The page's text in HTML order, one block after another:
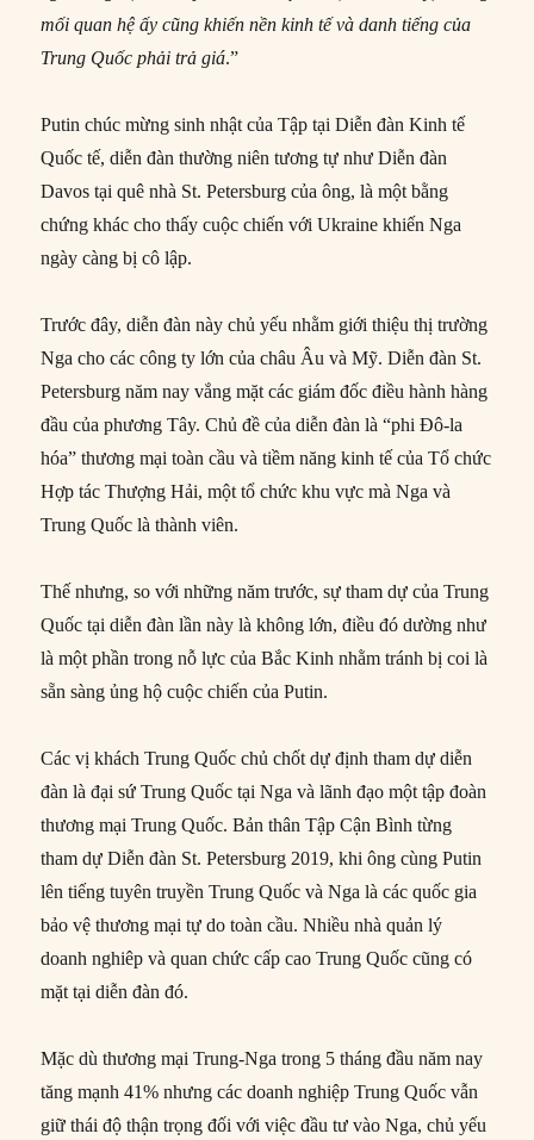
mối quan hệ ấy cũng khiến nền kinh tế và danh tiếng của
Trung Quốc phải trả giá.”
Putin chúc mừng sinh nhật của Tập tại Diễn đàn Kinh tế
Quốc tế, diễn đàn thường niên tương tự như Diễn đàn
Davos tại quê nhà St. Petersburg của ông, là một bằng
chứng khác cho thấy cuộc chiến với Ukraine khiến Nga
ngày càng bị cô lập.
Trước đây, diễn đàn này chủ yếu nhằm giới thiệu thị trường
Nga cho các công ty lớn của châu Âu và Mỹ. Diễn đàn St.
Petersburg năm nay vắng mặt các giám đốc điều hành hàng
đầu của phương Tây. Chủ đề của diễn đàn là “phi Đô-la
hóa” thương mại toàn cầu và tiềm năng kinh tế của Tổ chức
Hợp tác Thượng Hải, một tổ chức khu vực mà Nga và
Trung Quốc là thành viên.
Thế nhưng, so với những năm trước, sự tham dự của Trung
Quốc tại diễn đàn lần này là không lớn, điều đó dường như
là một phần trong nỗ lực của Bắc Kinh nhằm tránh bị coi là
sẵn sàng ủng hộ cuộc chiến của Putin.
Các vị khách Trung Quốc chủ chốt dự định tham dự diễn
đàn là đại sứ Trung Quốc tại Nga và lãnh đạo một tập đoàn
thương mại Trung Quốc. Bản thân Tập Cận Bình từng
tham dự Diễn đàn St. Petersburg 2019, khi ông cùng Putin
lên tiếng tuyên truyền Trung Quốc và Nga là các quốc gia
bảo vệ thương mại tự do toàn cầu. Nhiều nhà quản lý
doanh nghiêp và quan chức cấp cao Trung Quốc cũng có
mặt tại diễn đàn đó.
Mặc dù thương mại Trung-Nga trong 5 tháng đầu năm nay
tăng mạnh 41% nhưng các doanh nghiệp Trung Quốc vẫn
giữ thái độ thận trọng đối với việc đầu tư vào Nga, chủ yếu